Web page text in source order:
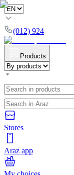
(012) 924
Products
Stores
Araz app